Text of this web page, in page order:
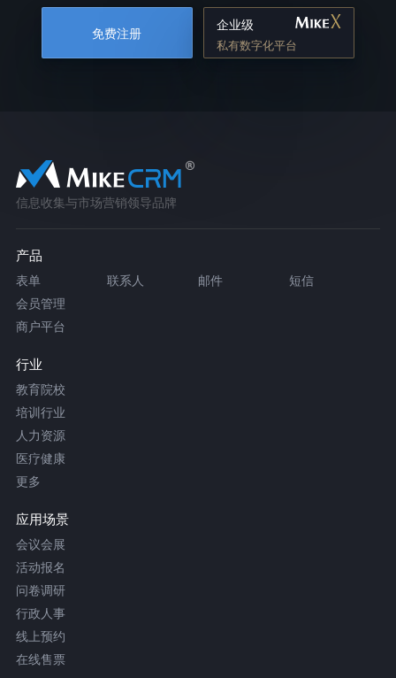
免费注册
企业级
私有数字化平台
信息收集与市场营销领导品牌
产品
表单 联系人 邮件
短信
会员管理
商户平台
行业
教育院校
培训行业
人力资源
医疗健康
更多
应用场景
会议会展
活动报名
问卷调研
行政人事
线上预约
在线售票